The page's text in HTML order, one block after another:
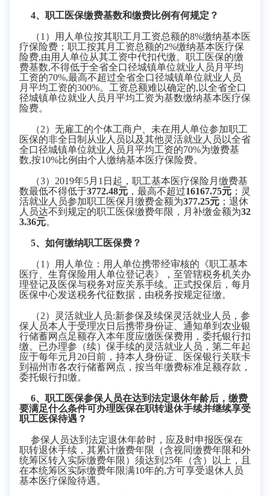
4、职工医保缴费基数和缴费比例有何规定？
（1）用人单位按其职工月工资总额的8%缴纳基本医
疗保险费；职工按其月工资总额的2%缴纳基本医疗保
险费,由用人单位从其工资中代扣代缴。职工医保的缴
费基数,不得低于全省全口径城镇单位就业人员月平均
工资的70%,最高不超过全省全口径城镇单位就业人员
月平均工资的300%。 工资总额难以确定的, 以全省全口
径城镇单位就业人员月平均工资为基数缴纳基本医疗保
险费。
（2）无雇工的个体工商户、未在用人单位参加职工
医保的非全日制从业人员以及其他灵活就业人员以全省
全口径城镇单位就业人员月平均工资的70%为缴费基
数,按10%比例由个人缴纳基本医疗保险费。
（3） 2019年5月1日起，职工基本医疗保险月缴费基
数最低不得低于3772.48元 ，最高不超过16167.75元 ；灵
活就业人员参加职工医保月缴费金额为377.25元 ；退休
人员达不到规定的职工医保缴费年限，月补缴金额为32
3.36元。
5、如何缴纳职工医保费？
（1）用人单位：用人单位携带经审核的《职工基本
医疗、生育保险用人单位登记表》，至管辖税务机关办
理登记及医保与税务对应关系手续。正式投保后，每月
医保中心发送税务代征数据，由税务按规定征缴。
（2）灵活就业人员:新参保及续保灵活就业人员，参
保人员本人于受理次日后携带身份证、通知单到农业银
行储蓄网点足额存入本年度应缴医保费用，委托银行扣
缴。已办理参（续）保手续的灵活就业人员，第二年起
应于每年元月 20日前，持本人身份证、医保银行关联卡
到福州市各农行储蓄网点，按当年缴费标准足额存款，
委托银行扣缴。
6、职工医保参保人员在达到法定退休年龄后，缴费
要满足什么条件可办理医保在职转退休手续并继续享受
职工医保待遇？
参保人员达到法定退休年龄时，应及时申报医保在
职转退休手续，其累计缴费年限（含视同缴费年限和外
统筹区转入实际缴费年限）须达到 25年（含）以上，且
在本统筹区实际缴费年限满10年的,方可享受退休人员
基本医疗保险待遇。